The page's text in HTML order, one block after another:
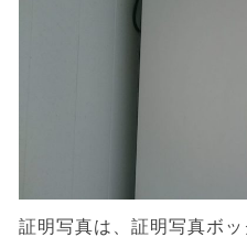
証明写真は、証明写真ボ